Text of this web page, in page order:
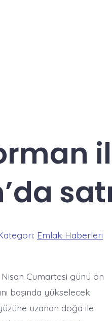
Emlak Haberleri
Cumartesi günü ön
başında yükselecek
uzanan doğa ile